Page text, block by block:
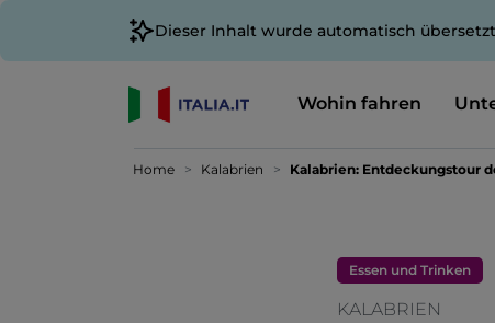
Dieser Inhalt wurde automatisch
Wohin fahren
Home Kalabrien Kalabrien: Entdeckungstour
Essen und Trinken
KALABRIEN